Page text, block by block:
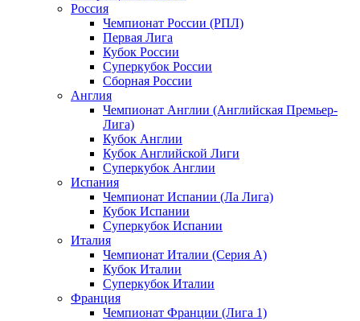
Россия
Чемпионат России (РПЛ)
Первая Лига
Кубок России
Суперкубок России
Сборная России
Англия
Чемпионат Англии (Английская Премьер-
Лига)
Кубок Англии
Кубок Английской Лиги
Суперкубок Англии
Испания
Чемпионат Испании (Ла Лига)
Кубок Испании
Суперкубок Испании
Италия
Чемпионат Италии (Серия А)
Кубок Италии
Суперкубок Италии
Франция
Чемпионат Франции (Лига 1)